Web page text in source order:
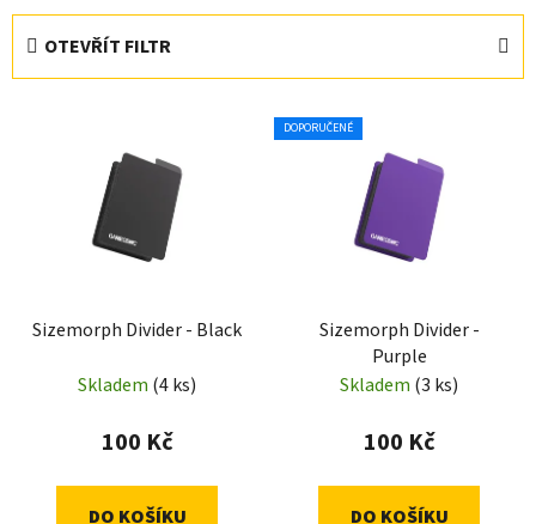
OTEVŘÍT FILTR
Sizemorph Divider - Black
Skladem (4 ks)
100 Kč
DO KOŠÍKU
DOPORUČENÉ
Sizemorph Divider -
Purple
Skladem (3 ks)
100 Kč
DO KOŠÍKU